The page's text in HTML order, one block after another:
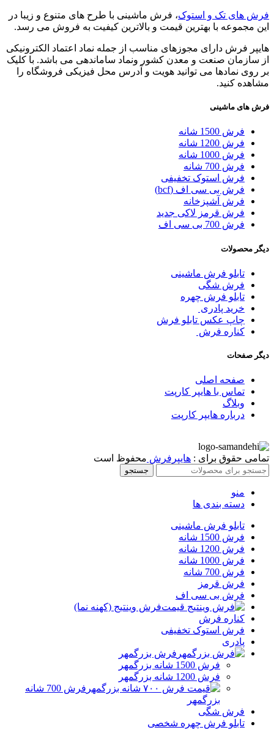
فرش های تک و استوک، فرش ماشینی با طرح های متنوع و زیبا در
این مجموعه با بهترین قیمت و بالاترین کیفیت به فروش می رسد.
هایپر فرش دارای مجوزهای مناسب از جمله نماد اعتماد الکترونیکی
از سازمان صنعت و معدن کشور ونماد ساماندهی می باشد. با کلیک
بر روی نمادها می توانید هویت و آدرس محل فیزیکی فروشگاه را
مشاهده کنید.
فرش های ماشینی
فرش 1500 شانه
فرش 1200 شانه
فرش 1000 شانه
فرش 700 شانه
فرش استوک تخفیفی
فرش بی سی اف (bcf)
فرش آشپزخانه
فرش قرمز لاکی جدید
فرش 700 بی سی اف
دیگر محصولات
تابلو فرش ماشینی
فرش شگی
تابلو فرش چهره
خرید پادری
چاپ عکس تابلو فرش
کناره فرش
دیگر صفحات
صفحه اصلی
تماس با هایپر کارپت
وبلاگ
درباره هایپر کارپت
تمامی حقوق برای : هایپرفرش محفوظ است
جستجو
منو
دسته بندی ها
تابلو فرش ماشینی
فرش 1500 شانه
فرش 1200 شانه
فرش 1000 شانه
فرش 700 شانه
فرش قرمز
فرش بی سی اف
فرش وینتیج (کهنه نما)
کناره فرش
فرش استوک تخفیفی
پادری
فرش بزرگمهر
فرش 1500 شانه بزرگمهر
فرش 1200 شانه بزرگمهر
فرش 700 شانه
بزرگمهر
فرش شگی
تابلو فرش چهره شخصی